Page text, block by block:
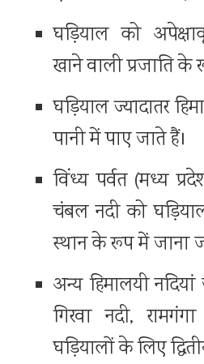
घड़ियाल को
खाने वाली प्रजाति के
घड़ियाल ज्यादातर
पानी में पाए जाते हैं।
विंध्य पर्वत (मध्य
चंबल नदी को
स्थान के रूप में जाना
अन्य हिमालयी
गिरवा नदी,
घड़ियालों के लिए